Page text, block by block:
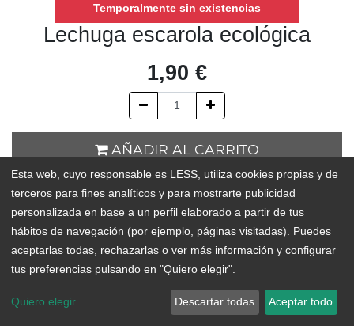
Temporalmente sin existencias
Lechuga escarola ecológica
1,90 €
AÑADIR AL CARRITO
Temporalmente sin existencias
Add to Wishlist
Esta web, cuyo responsable es LESS, utiliza cookies propias y de
terceros para fines analíticos y para mostrarte publicidad
personalizada en base a un perfil elaborado a partir de tus
hábitos de navegación (por ejemplo, páginas visitadas). Puedes
aceptarlas todas, rechazarlas o ver más información y configurar
tus preferencias pulsando en "Quiero elegir".
Quiero elegir Descartar todas Aceptar todo